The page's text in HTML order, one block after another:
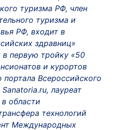
туризма РФ, член
туризма и
РФ, входит в
здравниц»
в первую тройку «50
и курортов
Всероссийского
лауреат
области
технологий
Международных